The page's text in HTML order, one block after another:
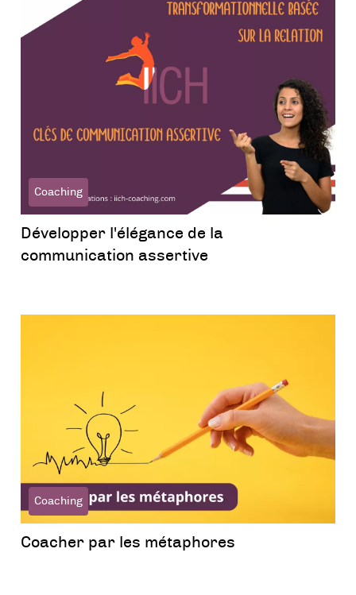
Coaching
Développer l'élégance de la
communication assertive
Coaching
Coacher par les métaphores